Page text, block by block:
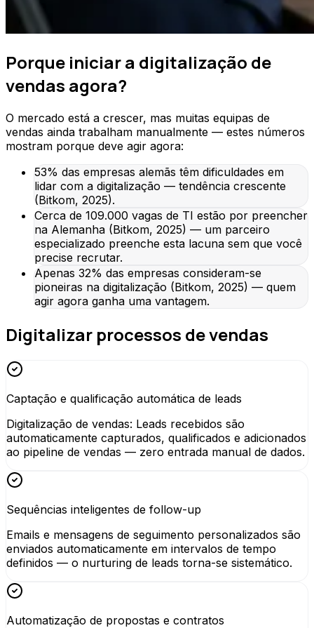
Porque iniciar a digitalização de
vendas agora?
O mercado está a crescer, mas muitas equipas de
vendas ainda trabalham manualmente — estes números
mostram porque deve agir agora:
53% das empresas alemãs têm dificuldades em
lidar com a digitalização — tendência crescente
(Bitkom, 2025).
Cerca de 109.000 vagas de TI estão por preencher
na Alemanha (Bitkom, 2025) — um parceiro
especializado preenche esta lacuna sem que você
precise recrutar.
Apenas 32% das empresas consideram-se
pioneiras na digitalização (Bitkom, 2025) — quem
agir agora ganha uma vantagem.
Digitalizar processos de vendas
Captação e qualificação automática de leads
Digitalização de vendas: Leads recebidos são
automaticamente capturados, qualificados e adicionados
ao pipeline de vendas — zero entrada manual de dados.
Sequências inteligentes de follow-up
Emails e mensagens de seguimento personalizados são
enviados automaticamente em intervalos de tempo
definidos — o nurturing de leads torna-se sistemático.
Automatização de propostas e contratos